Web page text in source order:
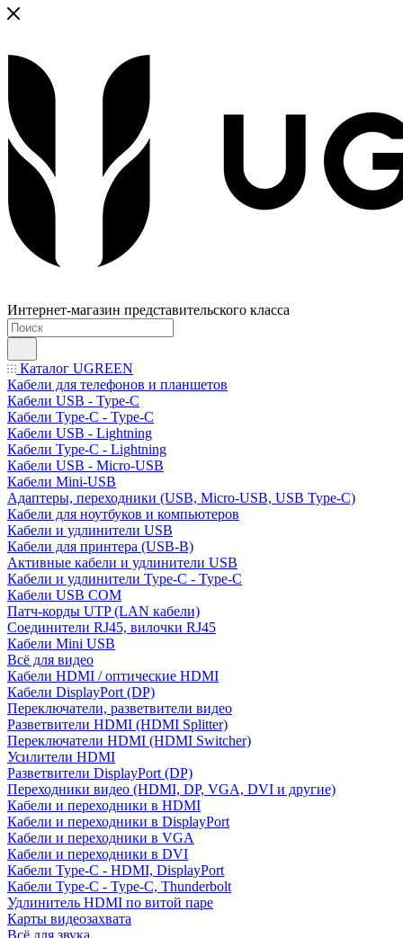
Интернет-магазин представительского класса
Каталог UGREEN
Кабели для телефонов и планшетов
Кабели USB - Type-C
Кабели Type-C - Type-C
Кабели USB - Lightning
Кабели Type-C - Lightning
Кабели USB - Micro-USB
Кабели Mini-USB
Адаптеры, переходники (USB, Micro-USB, USB Type-C)
Кабели для ноутбуков и компьютеров
Кабели и удлинители USB
Кабели для принтера (USB-B)
Активные кабели и удлинители USB
Кабели и удлинители Type-C - Type-C
Кабели USB COM
Патч-корды UTP (LAN кабели)
Соединители RJ45, вилочки RJ45
Кабели Mini USB
Всё для видео
Кабели HDMI / оптические HDMI
Кабели DisplayPort (DP)
Переключатели, разветвители видео
Разветвители HDMI (HDMI Splitter)
Переключатели HDMI (HDMI Switcher)
Усилители HDMI
Разветвители DisplayPort (DP)
Переходники видео (HDMI, DP, VGA, DVI и другие)
Кабели и переходники в HDMI
Кабели и переходники в DisplayPort
Кабели и переходники в VGA
Кабели и переходники в DVI
Кабели Type-C - HDMI, DisplayPort
Кабели Type-C - Type-C, Thunderbolt
Удлинитель HDMI по витой паре
Карты видеозахвата
Всё для звука